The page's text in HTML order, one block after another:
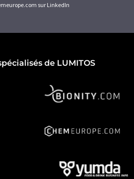
sur LinkedIn
de LUMITOS